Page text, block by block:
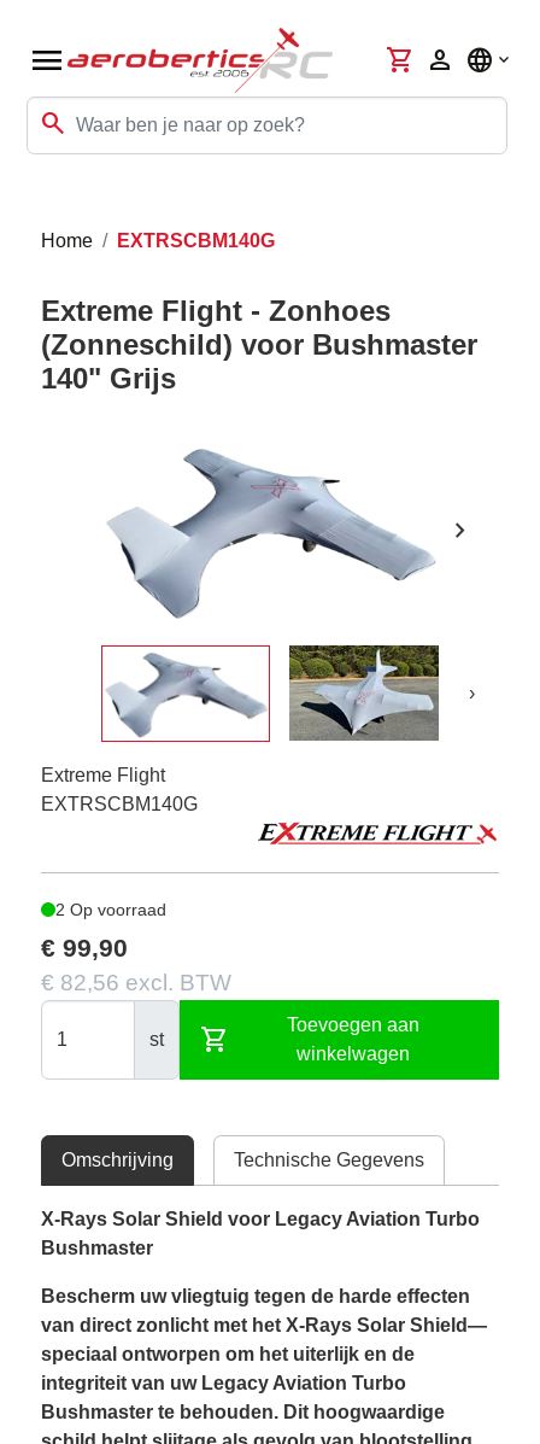
menu
search
shopping_cart person language
Home EXTRSCBM140G
Extreme Flight - Zonhoes
(Zonneschild) voor Bushmaster
140" Grijs
chevron_right
›
Extreme Flight
EXTRSCBM140G
2 Op voorraad
€ 99,90
€ 82,56 excl. BTW
st shopping_cart
Toevoegen aan
winkelwagen
Omschrijving Technische Gegevens
X-Rays Solar Shield voor Legacy Aviation Turbo
Bushmaster
Bescherm uw vliegtuig tegen de harde effecten
van direct zonlicht met het X-Rays Solar Shield—
speciaal ontworpen om het uiterlijk en de
integriteit van uw Legacy Aviation Turbo
Bushmaster te behouden. Dit hoogwaardige